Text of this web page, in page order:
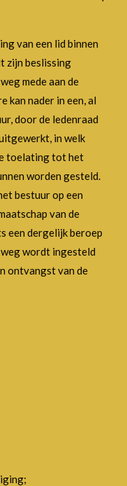
van een lid binnen
zijn beslissing
mede aan de
kan nader in een, al
door de ledenraad
in welk
toelating tot het
worden gesteld.
bestuur op een
van de
een dergelijk beroep
wordt ingesteld
ontvangst van de